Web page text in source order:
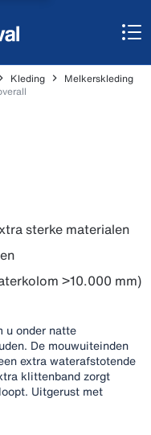
Kleding
Melkerskleding
sterke materialen
>10.000 mm)
u onder natte
De mouwuiteinden
extra waterafstotende
klittenband zorgt
Uitgerust met
zware werk van een